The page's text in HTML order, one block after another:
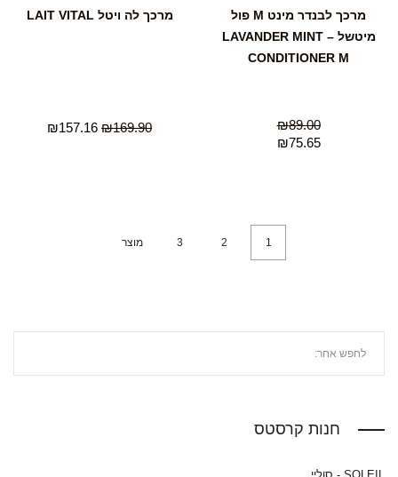
מרכך לבנדר מינט M פול
מיטשל – LAVANDER MINT
CONDITIONER M
₪89.00
₪75.65
מרכך לה ויטל LAIT VITAL
₪169.90
₪157.16
1
2
3 מוצר
חנות קרסטס